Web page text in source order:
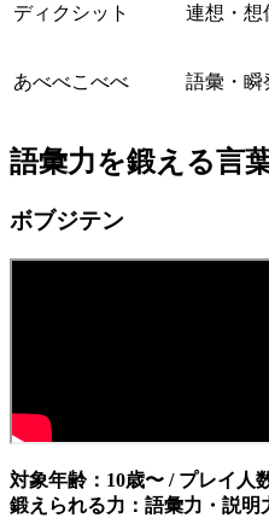
ディクシット 連想・想
あべべこべべ 語彙・瞬
語彙力を鍛える言
ボブジテン
対象年齢：10歳〜 / プレイ人
鍛えられる力：語彙力・説明